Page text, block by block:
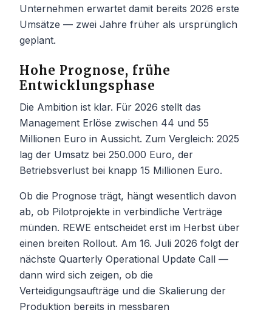
Unternehmen erwartet damit bereits 2026 erste
Umsätze — zwei Jahre früher als ursprünglich
geplant.
Hohe Prognose, frühe
Entwicklungsphase
Die Ambition ist klar. Für 2026 stellt das
Management Erlöse zwischen 44 und 55
Millionen Euro in Aussicht. Zum Vergleich: 2025
lag der Umsatz bei 250.000 Euro, der
Betriebsverlust bei knapp 15 Millionen Euro.
Ob die Prognose trägt, hängt wesentlich davon
ab, ob Pilotprojekte in verbindliche Verträge
münden. REWE entscheidet erst im Herbst über
einen breiten Rollout. Am 16. Juli 2026 folgt der
nächste Quarterly Operational Update Call —
dann wird sich zeigen, ob die
Verteidigungsaufträge und die Skalierung der
Produktion bereits in messbaren